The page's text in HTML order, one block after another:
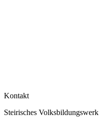
Kontakt
Steirisches Volksbildungswerk